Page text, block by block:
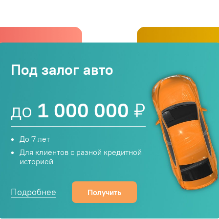
Под залог авто
до 1 000 000 ₽
До 7 лет
Для клиентов с разной кредитной
историей
Подробнее Получить
На
до1
До 7 лет
Помогаем
займы под